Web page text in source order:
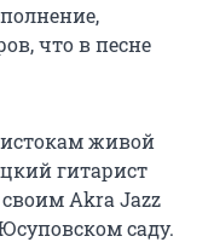
что в песне
живой
гитарист
Akra Jazz
саду.